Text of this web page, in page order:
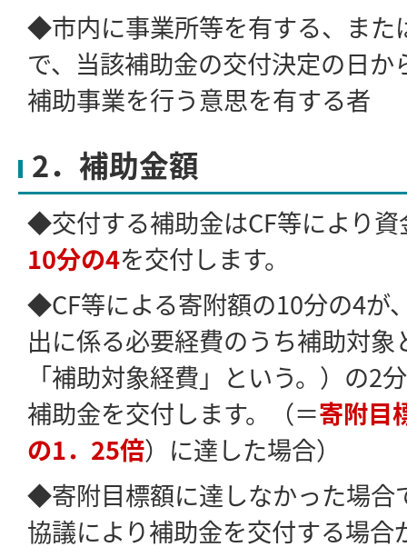
◆市内に事業所等を有する、また
で、当該補助金の交付決定の日か
補助事業を行う意思を有する者
2．補助金額
◆交付する補助金はCF等により資
10分の4を交付します。
◆CF等による寄附額の10分の4が
出に係る必要経費のうち補助対象
「補助対象経費」という。）の2
補助金を交付します。（＝寄附目
の1．25倍）に達した場合）
◆寄附目標額に達しなかった場合
協議により補助金を交付する場合